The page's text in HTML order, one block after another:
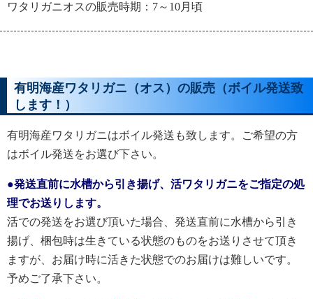
ワタリガニオスの販売時期：7～10月頃
有明海産ワタリガニ（オス）の販売（ボイル発送致
します！）
有明海産ワタリガニはボイル発送も致します。ご希望の方
はボイル発送をお選び下さい。
●発送直前に水槽から引き揚げ、活ワタリガニをご指定の処
理でお送りします。
活での発送をお選び頂いた場合、発送直前に水槽から引き
揚げ、梱包時は生きている状態のものをお送りさせて頂き
ますが、お届け時に活きた状態でのお届けは難しいです。
予めご了承下さい。